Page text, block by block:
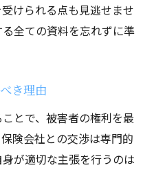
けられる点も見逃せませ
全ての資料を忘れずに準
き理由
とで、被害者の権利を最
険会社との交渉は専門的
が適切な主張を行うのは